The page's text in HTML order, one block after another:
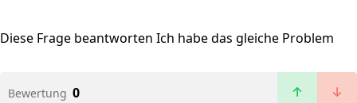
Diese Frage beantworten Ich habe das gleiche Problem
Bewertung 0